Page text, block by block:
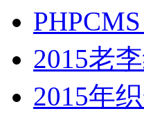
2015老
2015年